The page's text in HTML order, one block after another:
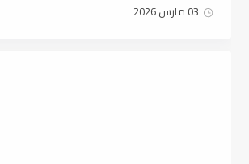
03 مارس 2026